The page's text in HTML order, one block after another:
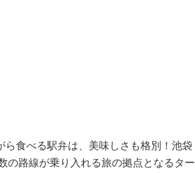
食べる駅弁は、美味しさも格別！池袋
の路線が乗り入れる旅の拠点となるター